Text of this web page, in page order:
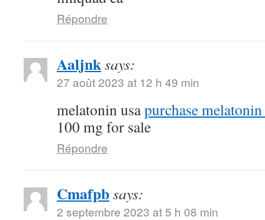
Répondre
Aaljnksays:
27 août 2023 at 12 h 49 min
melatonin usapurchase
100 mg for sale
Répondre
Cmafpbsays:
2 septembre 2023 at 5 h 08 min